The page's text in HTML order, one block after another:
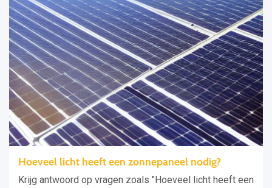
Hoeveel licht heeft een zonnepaneel nodig?
Krijg antwoord op vragen zoals "Hoeveel licht heeft een